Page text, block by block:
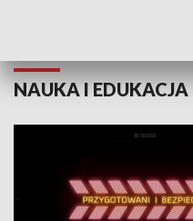
NAUKA I EDUKACJA